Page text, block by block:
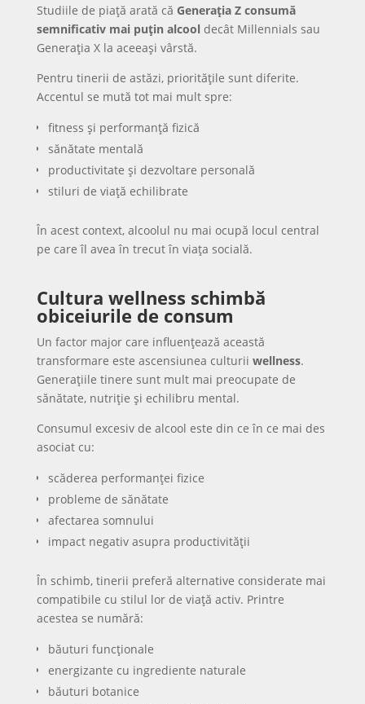
Studiile de piață arată că Generația Z consumă
semnificativ mai puțin alcooldecât Millennials sau
Generația X la aceeași vârstă.
Pentru tinerii de astăzi, prioritățile sunt diferite.
Accentul se mută tot mai mult spre:
fitness și performanță fizică
sănătate mentală
productivitate și dezvoltare personală
stiluri de viață echilibrate
În acest context, alcoolul nu mai ocupă locul central
pe care îl avea în trecut în viața socială.
Cultura wellness schimbă
obiceiurile de consum
Un factor major care influențează această
transformare este ascensiunea culturii wellness.
Generațiile tinere sunt mult mai preocupate de
sănătate, nutriție și echilibru mental.
Consumul excesiv de alcool este din ce în ce mai des
asociat cu:
scăderea performanței fizice
probleme de sănătate
afectarea somnului
impact negativ asupra productivității
În schimb, tinerii preferă alternative considerate mai
compatibile cu stilul lor de viață activ. Printre
acestea se numără:
băuturi funcționale
energizante cu ingrediente naturale
băuturi botanice